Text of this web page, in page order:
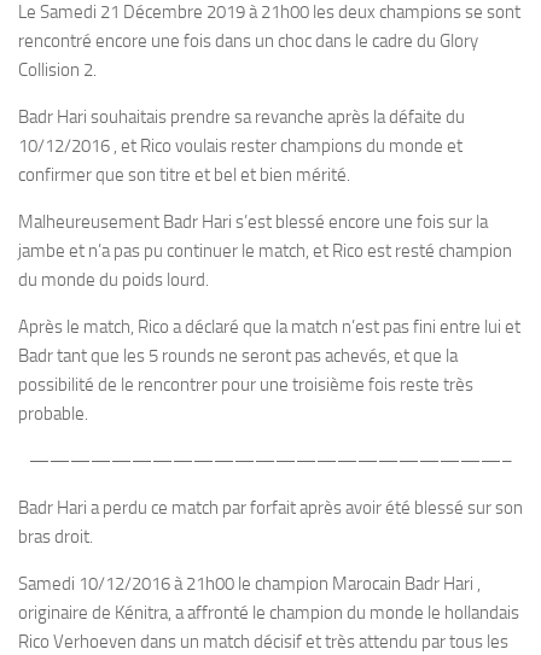
Le Samedi 21 Décembre 2019 à 21h00 les deux champions se sont
rencontré encore une fois dans un choc dans le cadre du Glory
Collision 2.
Badr Hari souhaitais prendre sa revanche après la défaite du
10/12/2016 , et Rico voulais rester champions du monde et
confirmer que son titre et bel et bien mérité.
Malheureusement Badr Hari s’est blessé encore une fois sur la
jambe et n’a pas pu continuer le match, et Rico est resté champion
du monde du poids lourd.
Après le match, Rico a déclaré que la match n’est pas fini entre lui et
Badr tant que les 5 rounds ne seront pas achevés, et que la
possibilité de le rencontrer pour une troisième fois reste très
probable.
———————————————————————–
Badr Hari a perdu ce match par forfait après avoir été blessé sur son
bras droit.
Samedi 10/12/2016 à 21h00 le champion Marocain Badr Hari ,
originaire de Kénitra, a affronté le champion du monde le hollandais
Rico Verhoeven dans un match décisif et très attendu par tous les